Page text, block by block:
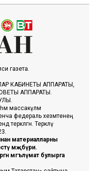
газета.
КАБИНЕТЫ АППАРАТЫ,
АППАРАТЫ.
массакүләм
федераль хезмәтенең
теркәлгән. Теркәлү
материалларны
мәҗбүри.
мәгълүмат булырга